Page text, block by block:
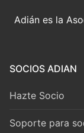
Adián es la
SOCIOS ADIAN
Hazte Socio
Soporte para